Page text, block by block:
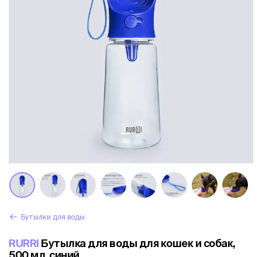
Бутылки для воды
RURRI Бутылка для воды для кошек и собак,